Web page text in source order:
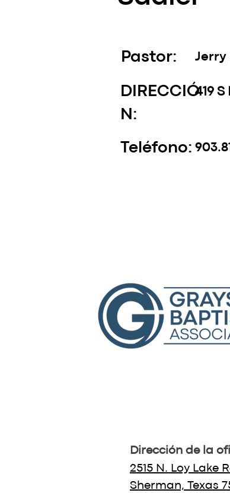
Pastor: Jerry
419
DIRECCIÓ
N:
Teléfono:
Dirección de la
2515 N. Loy Lake
Sherman, Texas